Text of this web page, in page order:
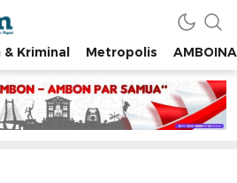
& Kriminal Metropolis AMBOINA